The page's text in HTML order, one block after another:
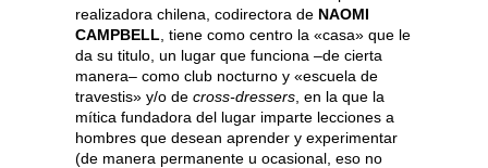
realizadora chilena, codirectora de NAOMI
CAMPBELL , tiene como centro la «casa» que le
da su titulo, un lugar que funciona –de cierta
manera– como club nocturno y «escuela de
travestis» y/o de cross-dressers , en la que la
mítica fundadora del lugar imparte lecciones a
hombres que desean aprender y experimentar
(de manera permanente u ocasional, eso no